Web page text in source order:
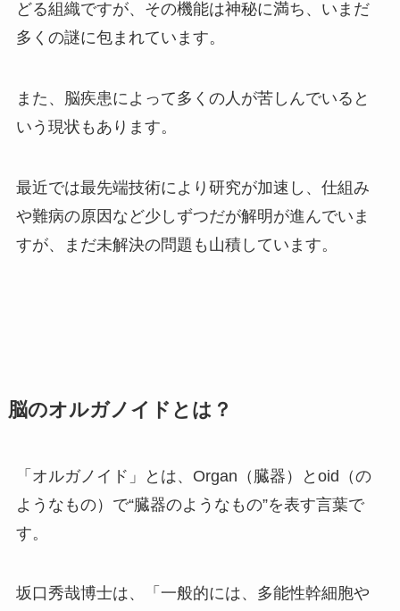
どる組織ですが、その機能は神秘に満ち、いまだ
多くの謎に包まれています。
また、脳疾患によって多くの人が苦しんでいると
いう現状もあります。
最近では最先端技術により研究が加速し、仕組み
や難病の原因など少しずつだが解明が進んでいま
すが、まだ未解決の問題も山積しています。
脳のオルガノイドとは？
「オルガノイド」とは、 Organ（臓器）とoid （の
ようなもの）で“臓器のようなもの”を表す言葉で
す。
坂口秀哉博士は、「一般的には、多能性幹細胞や